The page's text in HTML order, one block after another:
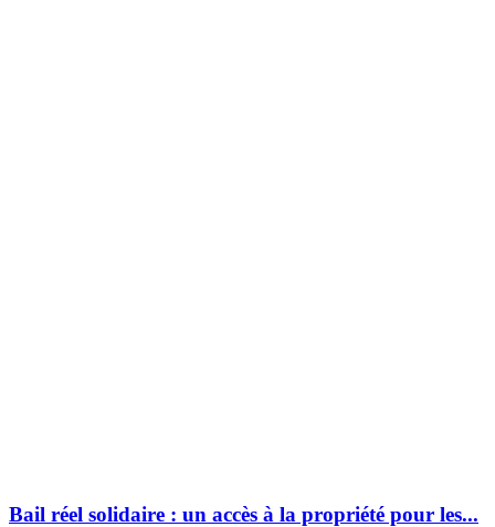
Bail réel solidaire : un accès à la propriété pour les...